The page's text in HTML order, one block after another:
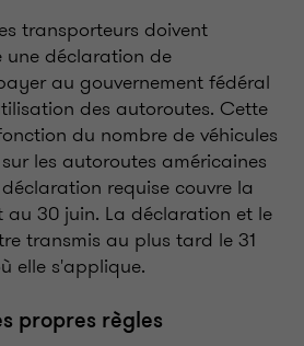
transporteurs doivent
une déclaration de
au gouvernement fédéral
des autoroutes. Cette
du nombre de véhicules
les autoroutes américaines
requise couvre la
au 30 juin. La déclaration et le
transmis au plus tard le 31
elle s'applique.
propres règles